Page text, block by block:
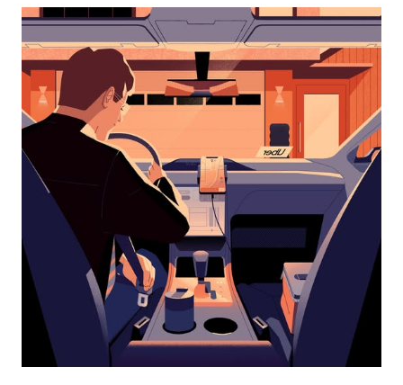
åpne
og
velge
dato.
Trykk
på
Esc-
knappen
kalenderen.